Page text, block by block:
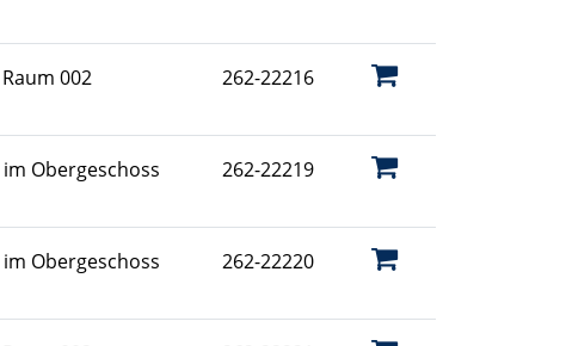
002 262-22216
Obergeschoss 262-22219
Obergeschoss 262-22220